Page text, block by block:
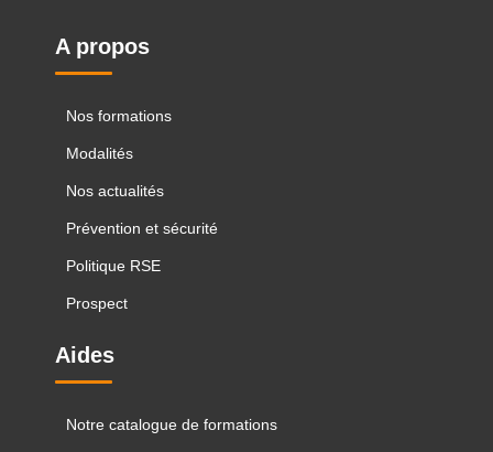
A propos
Nos formations
Modalités
Nos actualités
Prévention et sécurité
Politique RSE
Prospect
Aides
Notre catalogue de formations